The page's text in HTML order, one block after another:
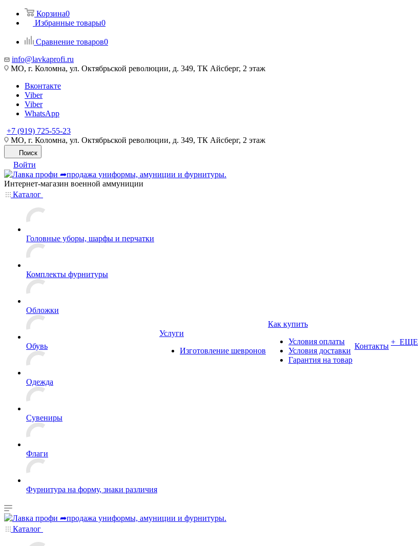
Корзина0
Избранные товары0
Сравнение товаров0
info@lavkaprofi.ru
МО, г. Коломна, ул. Октябрьской революции, д. 349, ТК Айсберг, 2 этаж
Вконтакте
Viber
Viber
WhatsApp
+7 (919) 725-55-23
МО, г. Коломна, ул. Октябрьской революции, д. 349, ТК Айсберг, 2 этаж
Поиск
Войти
Интернет-магазин военной аммуниции
Каталог
Головные уборы, шарфы и перчатки
Комплекты фурнитуры
Обложки
Обувь
Одежда
Сувениры
Флаги
Фурнитура на форму, знаки различия
Услуги
Изготовление шевронов
Как купить
Условия оплаты
Условия доставки
Гарантия на товар
Контакты + ЕЩЕ
Каталог